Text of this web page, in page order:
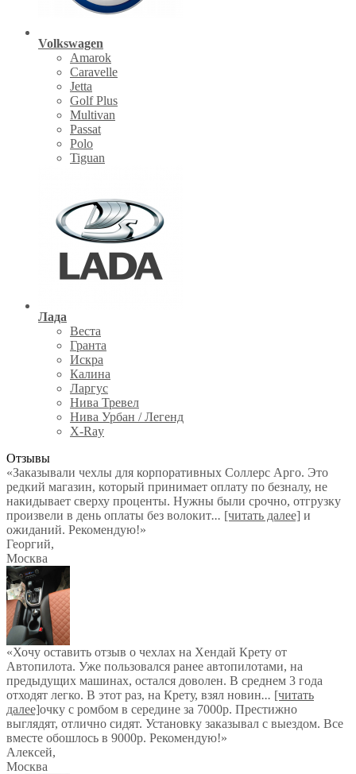
Volkswagen
Amarok
Caravelle
Jetta
Golf Plus
Multivan
Passat
Polo
Tiguan
Лада
Веста
Гранта
Искра
Калина
Ларгус
Нива Тревел
Нива Урбан / Легенд
X-Ray
Отзывы
«Заказывали чехлы для корпоративных Соллерс Арго. Это
редкий магазин, который принимает оплату по безналу, не
накидывает сверху проценты. Нужны были срочно, отгрузку
произвели в день оплаты без волокит... [читать далее] и
ожиданий. Рекомендую!»
Георгий,
Москва
«Хочу оставить отзыв о чехлах на Хендай Крету от
Автопилота. Уже пользовался ранее автопилотами, на
предыдущих машинах, остался доволен. В среднем 3 года
отходят легко. В этот раз, на Крету, взял новин... [читать
далее]очку с ромбом в середине за 7000р. Престижно
выглядят, отлично сидят. Установку заказывал с выездом. Все
вместе обошлось в 9000р. Рекомендую!»
Алексей,
Москва